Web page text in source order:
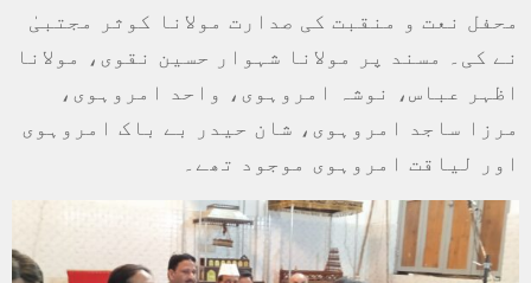
محفل نعت و منقبت کی صدارت مولانا کوثر مجتبیٰ
نے کی۔ مسند پر مولانا شہوار حسین نقوی، مولانا
اظہر عباس، نوشہ امروہوی، واحد امروہوی،
مرزا ساجد امروہوی، شان حیدر بے باک امروہوی
اور لیاقت امروہوی موجود تھے۔